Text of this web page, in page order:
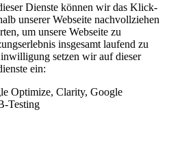
Dienste können wir das Klick-
unserer Webseite nachvollziehen
um unsere Webseite zu
insgesamt laufend zu
setzen wir auf dieser
ein:
Optimize, Clarity, Google
Testing